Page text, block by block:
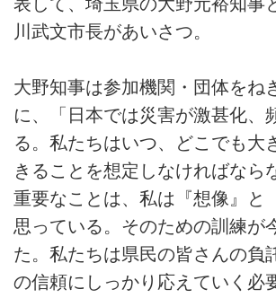
川武文市長があいさつ。
大野知事は参加機関・団体をね
に、「日本では災害が激甚化、
る。私たちはいつ、どこでも大
きることを想定しなければなら
重要なことは、私は『想像』と
思っている。そのための訓練が
た。私たちは県民の皆さんの負
の信頼にしっかり応えていく必